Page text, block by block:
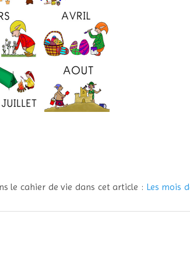
le cahier de vie dans cet article : Les mois